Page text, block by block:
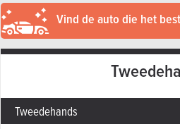
Vind de auto die het
Tweedehands